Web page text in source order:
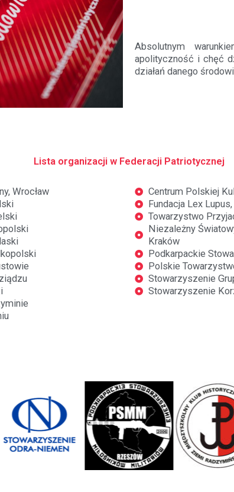
Absolutnym
apolityczność i chęć
działań danego
Lista organizacji w Federacji Patriotycznej
Wrocław
Centrum Polskiej
Fundacja Lex Lupus,
Towarzystwo
Niezależny
Kraków
Podkarpackie
Polskie
Stowarzyszenie
Stowarzyszenie